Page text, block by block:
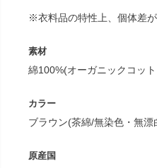
※衣料品の特性上、個体差が
素材
綿100%(オーガニックコッ
カラー
ブラウン(茶綿/無染色・無漂
原産国